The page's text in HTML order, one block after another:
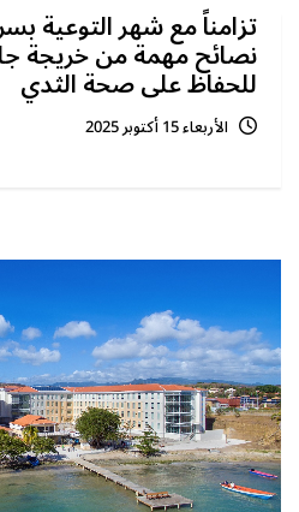
تزامناً مع شهر التوعية
نصائح مهمة من خريجة
للحفاظ على صحة الثدي‎
الأربعاء 15 أكتوبر 2025